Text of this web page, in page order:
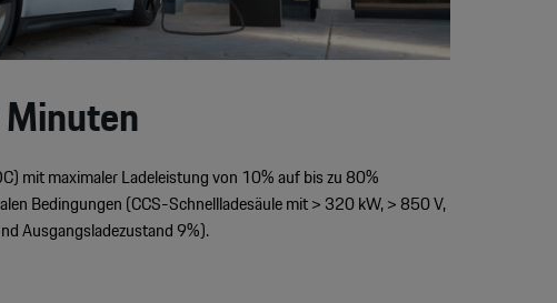
mit maximaler Ladeleistung von 10% auf bis zu 80%
Bedingungen (CCS-Schnellladesäule mit > 320 kW, > 850 V,
Ausgangsladezustand 9%).